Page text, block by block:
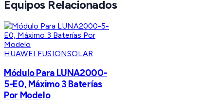
Equipos Relacionados
HUAWEI FUSIONSOLAR
Módulo Para LUNA2000-
5-E0, Máximo 3 Baterías
Por Modelo